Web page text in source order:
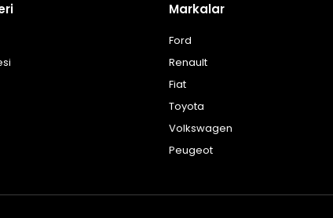
Markalar
Ford
Renault
Fiat
Toyota
Volkswagen
Peugeot